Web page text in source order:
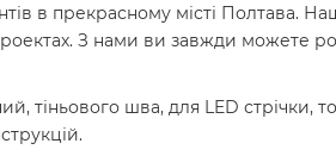
в прекрасному місті Полтава.
З нами ви завжди можете
тіньового шва, для LED стрічки,